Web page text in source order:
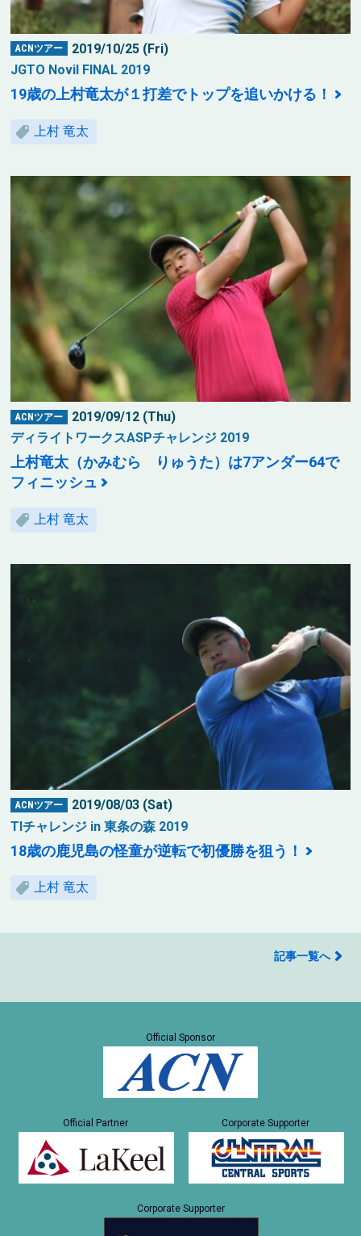
ACNツアー
2019/10/25 (Fri)
JGTO Novil FINAL 2019
19歳の上村竜太が１打差でトップを追いかける！
上村 竜太
ACNツアー
2019/09/12 (Thu)
ディライトワークスASPチャレンジ 2019
上村竜太（かみむら りゅうた）は7アンダー64で
フィニッシュ
上村 竜太
ACNツアー
2019/08/03 (Sat)
TIチャレンジ in 東条の森 2019
18歳の鹿児島の怪童が逆転で初優勝を狙う！
上村 竜太
記事一覧へ
Official Sponsor
Official Partner Corporate Supporter
Corporate Supporter